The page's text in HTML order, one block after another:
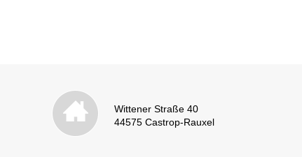
Wittener Straße 40
44575 Castrop-Rauxel